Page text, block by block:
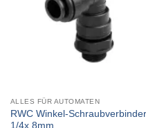
ALLES FÜR AUTOMATEN
RWC Winkel-Schraubverbinder
1/4x 8mm